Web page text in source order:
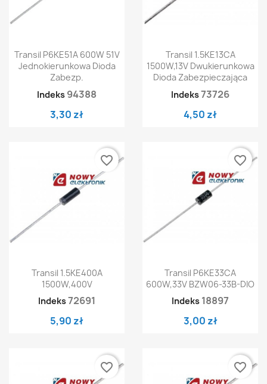
Transil P6KE51A 600W 51V
Jednokierunkowa Dioda
Zabezp.
Indeks 94388
3,30 zł
Transil 1.5KE13CA
1500W,13V Dwukierunkowa
Dioda Zabezpieczająca
Indeks73726
4,50 zł
Transil 1.5KE400A
1500W,400V
Indeks72691
5,90 zł
favorite_border
Transil P6KE33CA
600W,33V BZW06-33B-DIO
Indeks 18897
3,00 zł
favorite_border
favorite_border favorite_border